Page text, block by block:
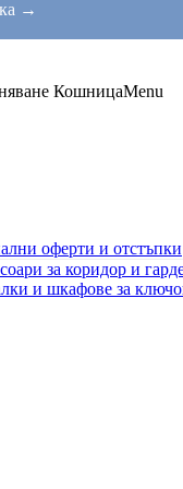
→
КошницаMenu
оферти и отстъпки
за коридор и
и шкафове за